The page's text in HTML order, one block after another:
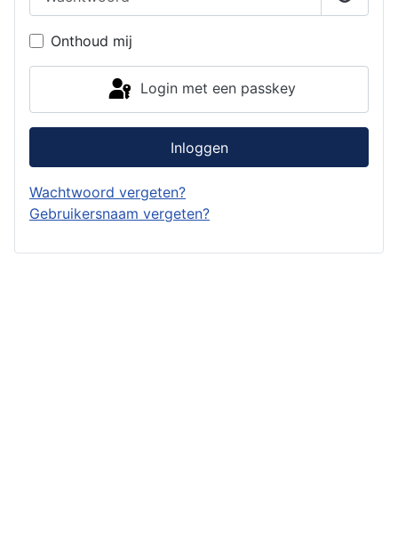
Toon
Onthoud mij
Login met een passkey
Inloggen
Wachtwoord vergeten?
Gebruikersnaam vergeten?